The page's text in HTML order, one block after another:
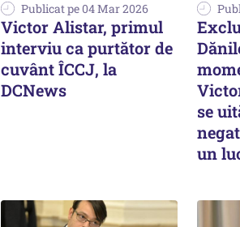
Publicat pe 04 Mar 2026
Victor Alistar, primul
interviu ca purtător de
cuvânt ÎCCJ, la
DCNews
se
un